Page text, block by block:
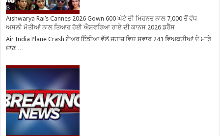
Aishwarya Rai’s Cannes 2026 Gown 600 ਘੰਟੇ ਦੀ ਮਿਹਨਤ ਨਾਲ 7,000 ਤੋਂ ਵੱਧ
ਅਸਲੀ ਮੋਤੀਆਂ ਨਾਲ ਤਿਆਰ ਹੋਈ ਐਸ਼ਵਰਿਆ ਰਾਏ ਦੀ ਕਾਨਸ 2026 ਡਰੈੱਸ
Air India Plane Crash ਏਅਰ ਇੰਡੀਆ ਵੱਲੋਂ ਜਹਾਜ਼ ਵਿਚ ਸਵਾਰ 241 ਵਿਅਕਤੀਆਂ ਦੇ ਮਾਰੇ
ਜਾਣ …